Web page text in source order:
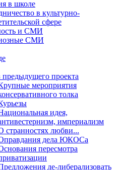
в школе
в культурно-
сфере
и СМИ
СМИ
проекта
мероприятия
толка
идея,
империализм
странностях любви...
дела ЮКОСа
пересмотра
де-либерализовать